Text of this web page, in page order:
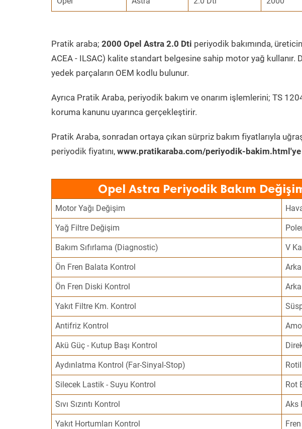
Pratik araba; 2000 Opel Astra 2.0 Dti periyodik bakımında,
ACEA - ILSAC) kalite standart belgesine sahip motor yağ kullanır.
yedek parçaların OEM kodlu bulunur.
Ayrıca Pratik Araba, periyodik bakım ve onarım işlemlerini; TS
koruma kanunu uyarınca gerçekleştirir.
Pratik Araba, sonradan ortaya çıkan sürpriz bakım fiyatlarıyla
periyodik fiyatını, www.pratikaraba.com/periyodik-bakim.html'ye
Opel Astra Periyodik Bakım
Motor Yağı Değişim
Yağ Filtre Değişim
Bakım Sıfırlama (Diagnostic) V
Ön Fren Balata Kontrol
Ön Fren Diski Kontrol
Yakıt Filtre Km. Kontrol
Antifriz Kontrol
Akü Güç - Kutup Başı Kontrol
Aydınlatma Kontrol (Far-Sinyal-Stop)
Silecek Lastik - Suyu Kontrol Rot
Sıvı Sızıntı Kontrol Aks
Yakıt Hortumları Kontrol